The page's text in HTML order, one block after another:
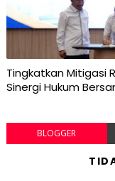
Tingkatkan Mitigasi
Sinergi Hukum
BLOGGER